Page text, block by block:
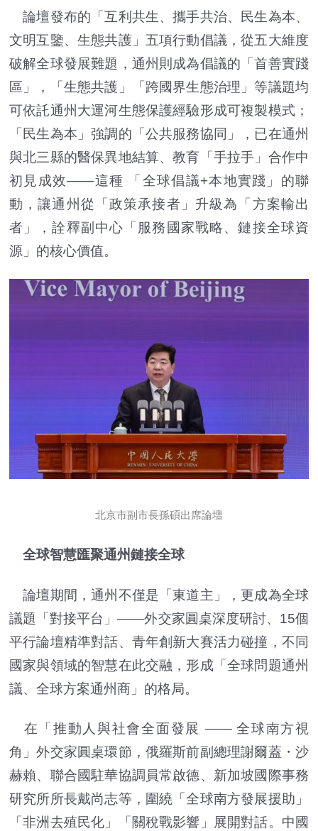
論壇發布的「互利共生、攜手共治、民生為本、
文明互鑒、生態共護」五項行動倡議，從五大維度
破解全球發展難題，通州則成為倡議的「首善實踐
區」，「生態共護」「跨國界生態治理」等議題均
可依託通州大運河生態保護經驗形成可複製模式；
「民生為本」強調的「公共服務協同」，已在通州
與北三縣的醫保異地結算、教育「手拉手」合作中
初見成效——這種 「全球倡議+本地實踐」的聯
動，讓通州從「政策承接者」升級為「方案輸出
者」，詮釋副中心「服務國家戰略、鏈接全球資
源」的核心價值。
北京市副市長孫碩出席論壇
全球智慧匯聚通州鏈接全球
論壇期間，通州不僅是「東道主」，更成為全球
議題「對接平台」——外交家圓桌深度研討、15個
平行論壇精準對話、青年創新大賽活力碰撞，不同
國家與領域的智慧在此交融，形成「全球問題通州
議、全球方案通州商」的格局。
在「推動人與社會全面發展 —— 全球南方視
角」外交家圓桌環節，俄羅斯前副總理謝爾蓋・沙
赫賴、聯合國駐華協調員常啟德、新加坡國際事務
研究所所長戴尚志等，圍繞「全球南方發展援助」
「非洲去殖民化」「關稅戰影響」展開對話。中國